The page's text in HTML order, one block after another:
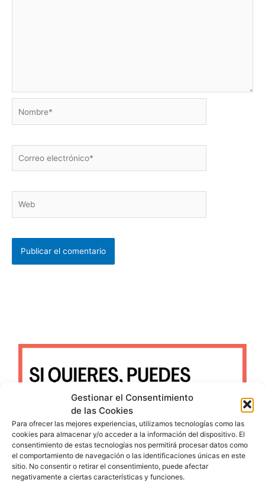
Gestionar el Consentimiento
de las Cookies
Para ofrecer las mejores experiencias, utilizamos tecnologías como las
cookies para almacenar y/o acceder a la información del dispositivo. El
consentimiento de estas tecnologías nos permitirá procesar datos como
el comportamiento de navegación o las identificaciones únicas en este
sitio. No consentir o retirar el consentimiento, puede afectar
negativamente a ciertas características y funciones.
electrónico*